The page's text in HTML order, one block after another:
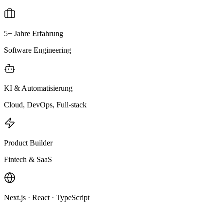
5+ Jahre Erfahrung
Software Engineering
KI & Automatisierung
Cloud, DevOps, Full-stack
Product Builder
Fintech & SaaS
Next.js · React · TypeScript